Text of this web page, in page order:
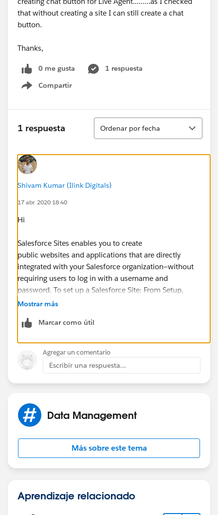
that without creating a site I can still create a chat
button.
Thanks,
0 me gusta
1 respuesta
Compartir
Show menu
1 respuesta
Ordenar
Ordenar por fecha
Shivam Kumar (Ilink Digitals)
17 abr. 2020 18:40
Hi
Salesforce Sites enables you to create
public websites and applications that are directly
integrated with your Salesforce organization—without
requiring users to log in with a username and
password. To set up a Salesforce Site: From Setup,
enter Sites in the Quick Find box, then select Sites.
Mostrar más
Marcar como útil
Agregar un comentario
Escribir una respuesta...
Data Management
Más sobre este tema
Aprendizaje relacionado